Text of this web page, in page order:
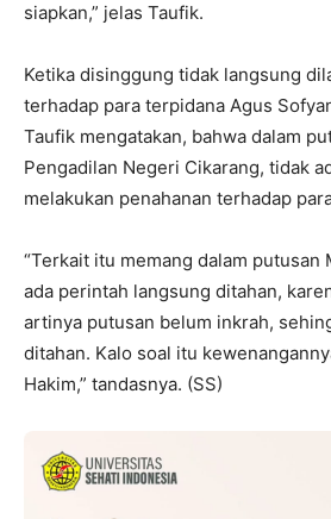
siapkan,” jelas Taufik.
Ketika disinggung tidak langsung
terhadap para terpidana Agus
Taufik mengatakan, bahwa dalam
Pengadilan Negeri Cikarang, tidak
melakukan penahanan terhadap
“Terkait itu memang dalam putusan
ada perintah langsung ditahan,
artinya putusan belum inkrah,
ditahan. Kalo soal itu
Hakim,” tandasnya. (SS)